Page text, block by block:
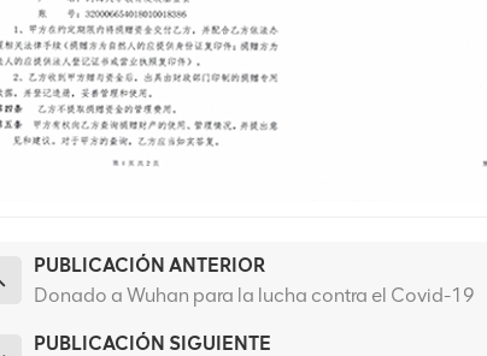
PUBLICACIÓN ANTERIOR
Donado a Wuhan para la lucha contra el Covid-19
PUBLICACIÓN SIGUIENTE